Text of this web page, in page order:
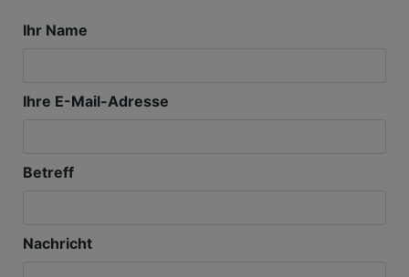
Ihr Name
Ihre E-Mail-Adresse
Betreff
Nachricht